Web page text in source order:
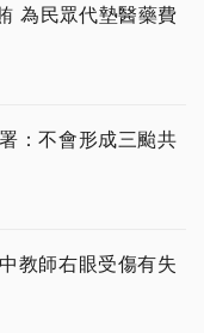
為民眾代墊醫藥費
：不會形成三颱共
教師右眼受傷有失